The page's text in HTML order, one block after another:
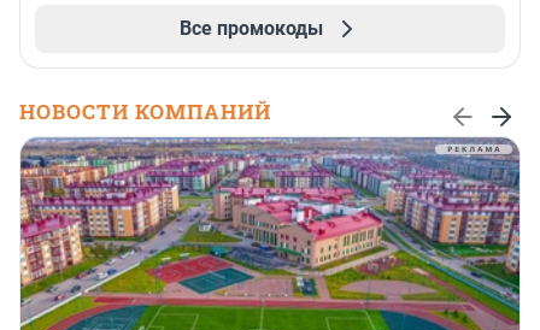
Все промокоды
НОВОСТИ КОМПАНИЙ